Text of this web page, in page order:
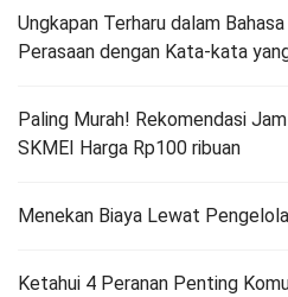
Ungkapan Terharu dalam
Perasaan dengan Kata-kata
Paling Murah! Rekomendasi
SKMEI Harga Rp100 ribuan
Menekan Biaya Lewat
Ketahui 4 Peranan Penting